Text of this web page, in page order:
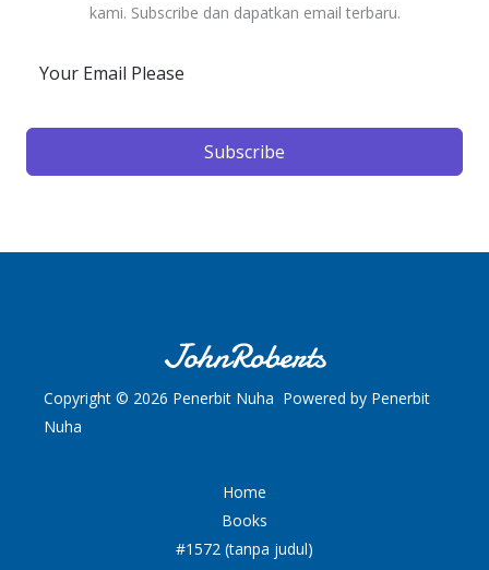
kami. Subscribe dan dapatkan email terbaru.
Subscribe
Copyright © 2026 Penerbit Nuha Powered by Penerbit
Nuha
Home
Books
#1572 (tanpa judul)